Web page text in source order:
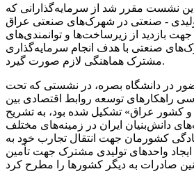
نشست مقرر شد از سرمایه‌گذارانی که
- صنعتی در شهرک‌های صنعتی عراق
بازدید از زیرساخت‌ها و توانمندی‌های
صنعتی با هدف انجام سرمایه‌گذاری
مشترک هماهنگی لازم صورت گیرد.
در دانشگاه بصره، در نشستی که تحت
راهکارهای توسعه روابط اقتصادی بین
کشور عراق» تشکیل شده بود، به تشریح
دانش‌بنیان ایران در زمینه‌های مختلف
کشورمان جهت انتقال تجارب خود به
واحدهای تولیدی مشترک جهت تأمین